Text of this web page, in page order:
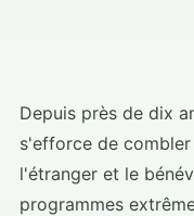
Depuis près de dix
s'efforce de
l'étranger et le
programmes